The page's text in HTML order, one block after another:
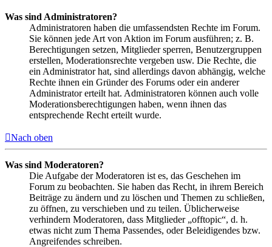
Was sind Administratoren?
Administratoren haben die umfassendsten Rechte im Forum.
Sie können jede Art von Aktion im Forum ausführen; z. B.
Berechtigungen setzen, Mitglieder sperren, Benutzergruppen
erstellen, Moderationsrechte vergeben usw. Die Rechte, die
ein Administrator hat, sind allerdings davon abhängig, welche
Rechte ihnen ein Gründer des Forums oder ein anderer
Administrator erteilt hat. Administratoren können auch volle
Moderationsberechtigungen haben, wenn ihnen das
entsprechende Recht erteilt wurde.
Nach oben
Was sind Moderatoren?
Die Aufgabe der Moderatoren ist es, das Geschehen im
Forum zu beobachten. Sie haben das Recht, in ihrem Bereich
Beiträge zu ändern und zu löschen und Themen zu schließen,
zu öffnen, zu verschieben und zu teilen. Üblicherweise
verhindern Moderatoren, dass Mitglieder „offtopic“, d. h.
etwas nicht zum Thema Passendes, oder Beleidigendes bzw.
Angreifendes schreiben.